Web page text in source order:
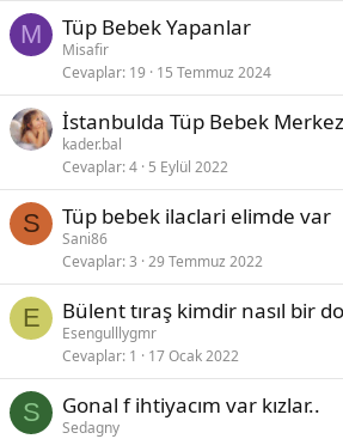
M Tüp Bebek Yapanlar
Misafir
Cevaplar 19 15 Temmuz 2024
İstanbulda Tüp Bebek
kader.bal
Cevaplar 4 5 Eylül 2022
S Tüp bebek ilaclari elimde var
Sani86
Cevaplar 3 29 Temmuz 2022
E Bülent tıraş kimdir nasıl bir
Esengulllygmr
Cevaplar 1 17 Ocak 2022
S Gonal f ihtiyacım var kızlar..
Sedagny